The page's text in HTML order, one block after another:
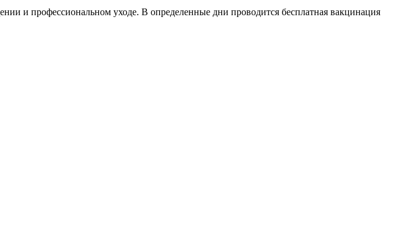
и профессиональном уходе. В определенные дни проводится бесплатная вакцинация